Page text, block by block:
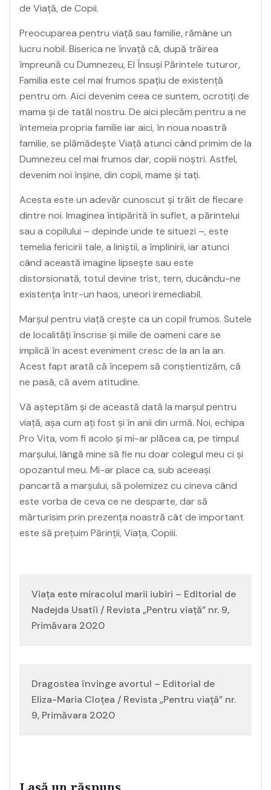
de Viață, de Copii.
Preocuparea pentru viață sau familie, rămâne un
lucru nobil. Biserica ne învață că, după trăirea
împreună cu Dumnezeu, El Însuși Părintele tuturor,
Familia este cel mai frumos spațiu de existență
pentru om. Aici devenim ceea ce suntem, ocrotiți de
mama și de tatăl nostru. De aici plecăm pentru a ne
întemeia propria familie iar aici, în noua noastră
familie, se plămădește Viață atunci când primim de la
Dumnezeu cel mai frumos dar, copiii noștri. Astfel,
devenim noi înșine, din copii, mame și tați.
Acesta este un adevăr cunoscut și trăit de fiecare
dintre noi. Imaginea întipărită în suflet, a părintelui
sau a copilului – depinde unde te situezi –, este
temelia fericirii tale, a liniștii, a împlinirii, iar atunci
când această imagine lipsește sau este
distorsionată, totul devine trist, tern, ducându-ne
existența într-un haos, uneori iremediabil.
Marșul pentru viață crește ca un copil frumos. Sutele
de localități înscrise și miile de oameni care se
implică în acest eveniment cresc de la an la an.
Acest fapt arată că începem să conștientizăm, că
ne pasă, că avem atitudine.
Vă așteptăm și de această dată la marșul pentru
viață, așa cum ați fost și în anii din urmă. Noi, echipa
Pro Vita, vom fi acolo și mi-ar plăcea ca, pe timpul
marșului, lângă mine să fie nu doar colegul meu ci și
opozantul meu. Mi-ar place ca, sub aceeași
pancartă a marșului, să polemizez cu cineva când
este vorba de ceva ce ne desparte, dar să
mărturisim prin prezența noastră cât de important
este să prețuim Părinții, Viața, Copiii.
Navigare
în
articole
Viața este miracolul marii iubiri – Editorial de
Nadejda Usatîi / Revista „Pentru viață” nr. 9,
Primăvara 2020
Dragostea învinge avortul – Editorial de
Eliza-Maria Cloțea / Revista „Pentru viață” nr.
9, Primăvara 2020